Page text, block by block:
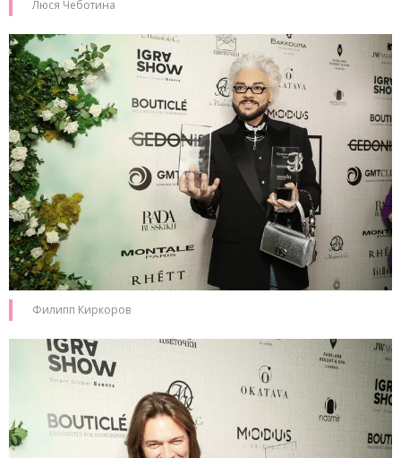
Люся Чеботина
Филипп Киркоров